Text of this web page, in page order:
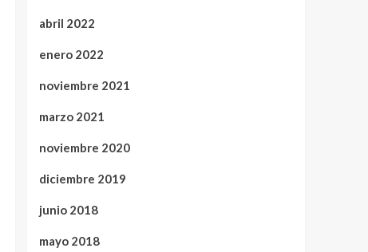
abril 2022
enero 2022
noviembre 2021
marzo 2021
noviembre 2020
diciembre 2019
junio 2018
mayo 2018